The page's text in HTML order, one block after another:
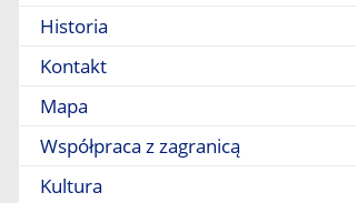
Historia
Kontakt
Mapa
Współpraca z zagranicą
Kultura